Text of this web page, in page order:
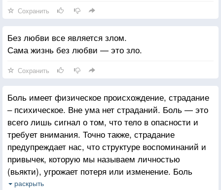
Сохранить
Без любви все является злом.
Сама жизнь без любви — это зло.
Сохранить
Боль имеет физическое происхождение, страдание
– психическое. Вне ума нет страданий. Боль — это
всего лишь сигнал о том, что тело в опасности и
требует внимания. Точно также, страдание
предупреждает нас, что структуре воспоминаний и
привычек, которую мы называем личностью
(вьякти), угрожает потеря или изменение. Боль
необходима для выживания тела, но никто не
раскрыть